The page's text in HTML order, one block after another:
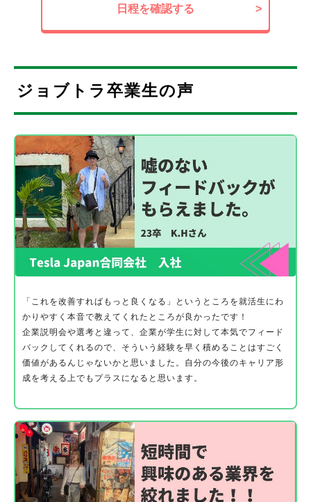
日程を確認する >
ジョブトラ卒業生の声
「これを改善すればもっと良くなる」というところを就活生にわ
かりやすく本音で教えてくれたところが良かったです！
企業説明会や選考と違って、企業が学生に対して本気でフィード
バックしてくれるので、そういう経験を早く積めることはすごく
価値があるんじゃないかと思いました。自分の今後のキャリア形
成を考える上でもプラスになると思います。